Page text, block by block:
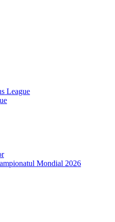
League
Mondial 2026